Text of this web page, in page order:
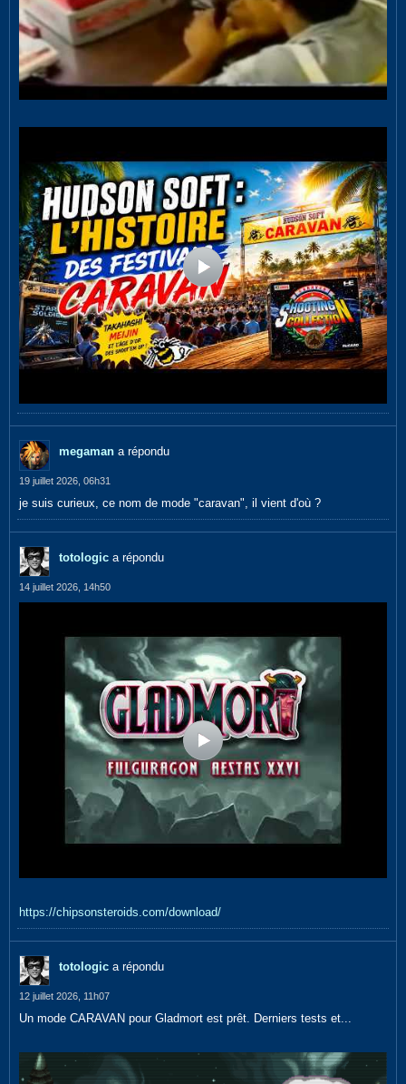
megaman a répondu
19 juillet 2026, 06h31
je suis curieux, ce nom de mode "caravan", il vient d'où ?
totologic a répondu
14 juillet 2026, 14h50
https://chipsonsteroids.com/download/
totologic a répondu
12 juillet 2026, 11h07
Un mode CARAVAN pour Gladmort est prêt. Derniers tests et...